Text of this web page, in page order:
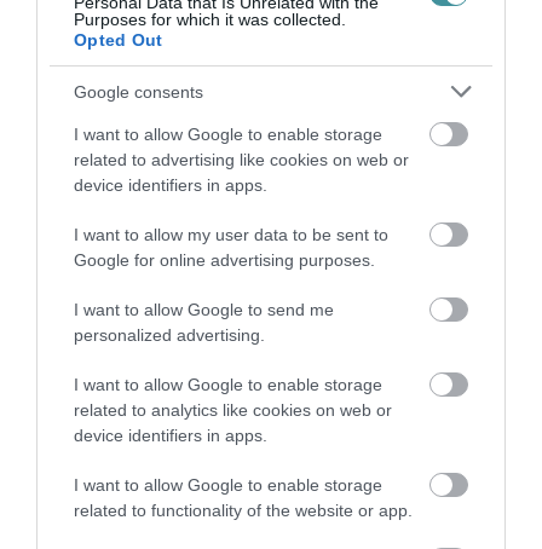
Purposes for which it was collected.
Opted Out
Google consents
I want to allow Google to enable storage
related to advertising like cookies on web or
device identifiers in apps.
I want to allow my user data to be sent to
Google for online advertising purposes.
I want to allow Google to send me
personalized advertising.
I want to allow Google to enable storage
related to analytics like cookies on web or
device identifiers in apps.
I want to allow Google to enable storage
related to functionality of the website or app.
KÉT AUTÓ ÜTKÖZÖTT BOGÁCSON, A
MENTŐK IS A HELYSZÍNRE ÉRKE...
HÍREK A GARÁZSBÓL: CHERY TIGGO 9
2026. augusztus 06 Barta Autó